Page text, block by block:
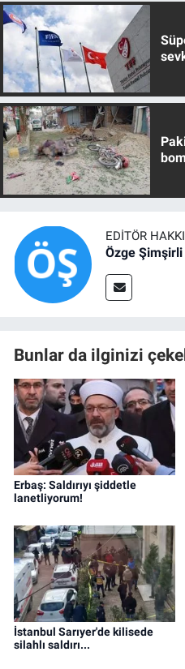
EDITÖR
Özge Şimşirli
Bunlar da ilginizi
Erbaş: Saldırıyı şiddetle
lanetliyorum!
İstanbul Sarıyer'de kilisede
silahlı saldırı...